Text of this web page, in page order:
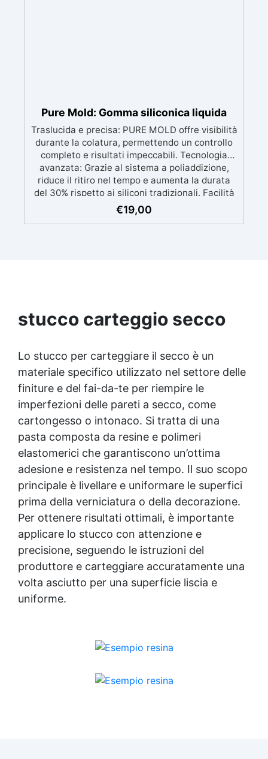
Pure Mold: Gomma siliconica liquida
Traslucida e precisa: PURE MOLD offre visibilità
durante la colatura, permettendo un controllo
completo e risultati impeccabili. Tecnologia
avanzata: Grazie al sistema a poliaddizione,
riduce il ritiro nel tempo e aumenta la durata
del 30% rispetto ai siliconi tradizionali. Facilità
d'uso: Miscelazione semplice con rapporto 1:1,
ideale sia per principianti che professionisti.
€19,00
stucco carteggio secco
Lo stucco per carteggiare il secco è un
materiale specifico utilizzato nel settore delle
finiture e del fai-da-te per riempire le
imperfezioni delle pareti a secco, come
cartongesso o intonaco. Si tratta di una
pasta composta da resine e polimeri
elastomerici che garantiscono un’ottima
adesione e resistenza nel tempo. Il suo scopo
principale è livellare e uniformare le superfici
prima della verniciatura o della decorazione.
Per ottenere risultati ottimali, è importante
applicare lo stucco con attenzione e
precisione, seguendo le istruzioni del
produttore e carteggiare accuratamente una
volta asciutto per una superficie liscia e
uniforme.